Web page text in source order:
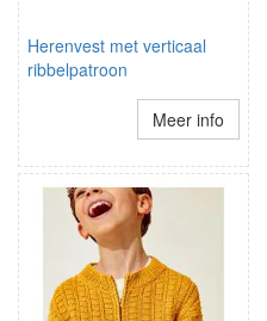
Herenvest met verticaal
ribbelpatroon
Meer info